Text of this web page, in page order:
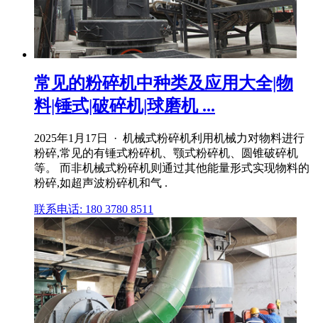
常见的粉碎机中种类及应用大全|物
料|锤式|破碎机|球磨机 ...
2025年1月17日 · 机械式粉碎机利用机械力对物料进行
粉碎,常见的有锤式粉碎机、颚式粉碎机、圆锥破碎机
等。 而非机械式粉碎机则通过其他能量形式实现物料的
粉碎,如超声波粉碎机和气 .
联系电话: 180 3780 8511